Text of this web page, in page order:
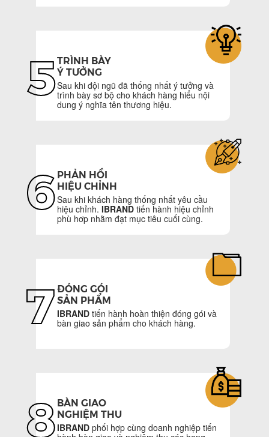
5TRÌNH BÀY
Ý TƯỞNG
Sau khi đội ngũ đã thống nhất ý tưởng và
trình bày sơ bộ cho khách hàng hiểu nội
dung ý nghĩa tên thương hiệu.
6PHẢN HỒI
HIỆU CHỈNH
Sau khi khách hàng thống nhất yêu cầu
hiệu chỉnh. IBRAND tiến hành hiệu chỉnh
phù hơp nhằm đạt mục tiêu cuối cùng.
7ĐÓNG GÓI
SẢN PHẨM
IBRAND tiến hành hoàn thiện đóng gói và
bàn giao sản phẩm cho khách hàng.
8BÀN GIAO
NGHIỆM THU
IBRAND phối hợp cùng doanh nghiệp tiến